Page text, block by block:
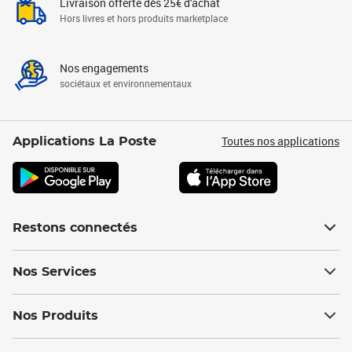
Hors livres et hors produits marketplace
Nos engagements
sociétaux et environnementaux
Applications La Poste Toutes nos applications
Restons connectés
Nos Services
Nos Produits